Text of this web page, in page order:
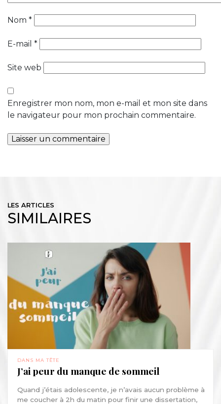
Nom *
E-mail *
Site web
Enregistrer mon nom, mon e-mail et mon site dans
le navigateur pour mon prochain commentaire.
LES ARTICLES
SIMILAIRES
DANS MA TÊTE
J’ai peur du manque de sommeil
Quand j’étais adolescente, je n’avais aucun problème à
me coucher à 2h du matin pour finir une dissertation,